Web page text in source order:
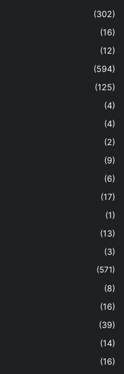
(302)
(16)
(12)
(594)
(125)
(4)
(4)
(2)
(9)
(6)
(17)
(1)
(13)
(3)
(571)
(8)
(16)
(39)
(14)
(16)